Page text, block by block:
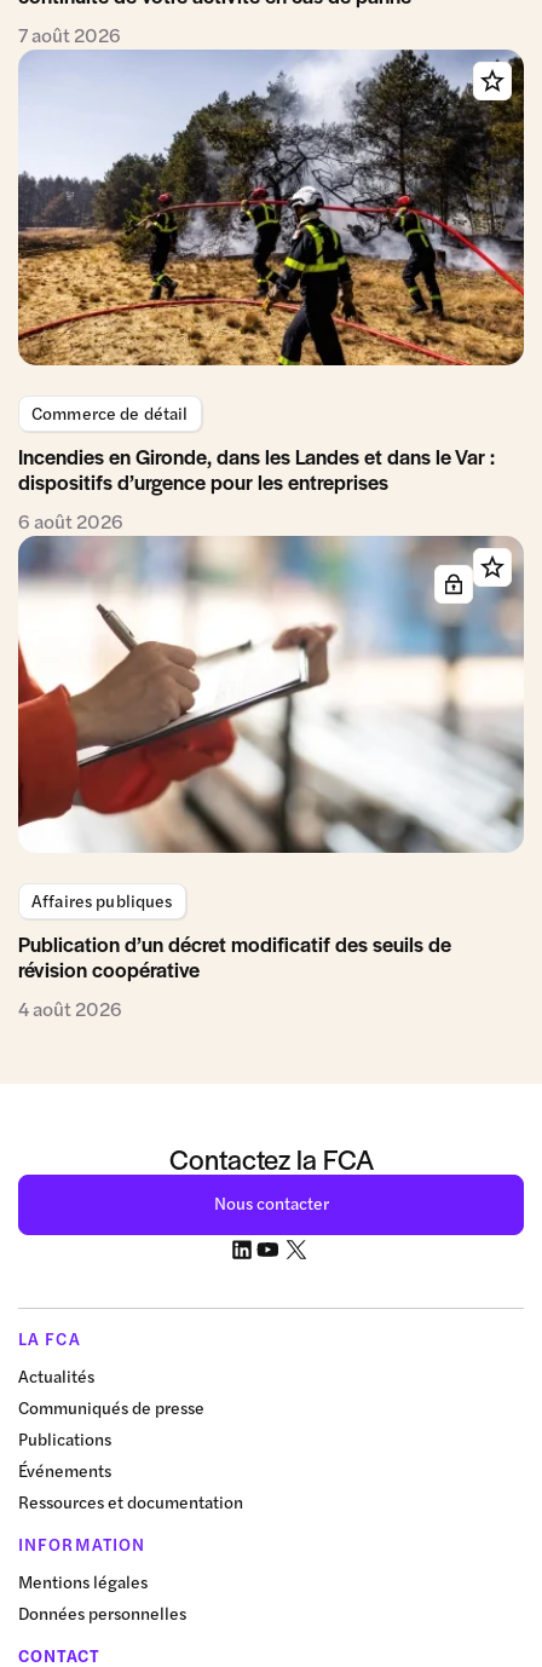
7 août 2026
Commerce de détail
Incendies en Gironde, dans les Landes et dans le Var :
dispositifs d’urgence pour les entreprises
6 août 2026
Affaires publiques
Publication d’un décret modificatif des seuils de
révision coopérative
4 août 2026
Contactez la FCA
Nous contacter
LA FCA
Actualités
Communiqués de presse
Publications
Événements
Ressources et documentation
INFORMATION
Mentions légales
Données personnelles
CONTACT